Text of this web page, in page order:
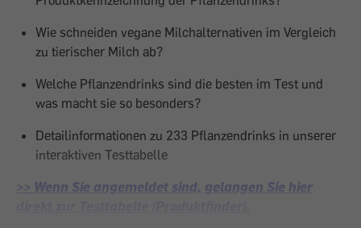
Wie schneiden vegane Milchalternativen im Vergleich
zu tierischer Milch ab?
Welche Pflanzendrinks sind die besten im Test und
was macht sie so besonders?
Detailinformationen zu 233 Pflanzendrinks in unserer
interaktiven Testtabelle
>> Wenn Sie angemeldet sind, gelangen Sie hier